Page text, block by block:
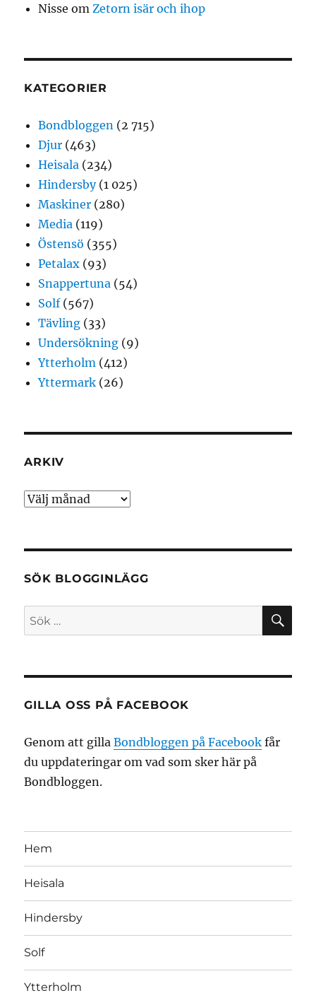
Nisse om Zetorn isär och ihop
KATEGORIER
Bondbloggen (2 715)
Djur (463)
Heisala (234)
Hindersby(1 025)
Maskiner (280)
Media (119)
Östensö (355)
Petalax (93)
Snappertuna (54)
Solf(567)
Tävling (33)
Undersökning (9)
Ytterholm (412)
Yttermark (26)
ARKIV
Arkiv
SÖK BLOGGINLÄGG
Sök
efter:
GILLA OSS PÅ FACEBOOK
Genom att gillaBondbloggen på Facebook får
du uppdateringar om vad som sker här på
Bondbloggen.
Hem
Heisala
Hindersby
Solf
Ytterholm